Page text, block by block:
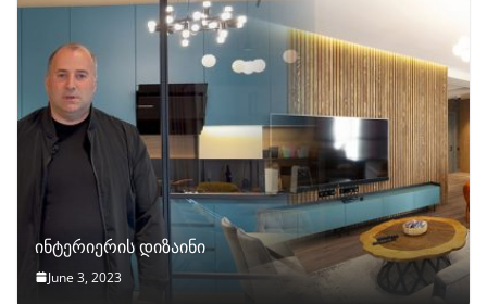
ინტერიერის დიზაინი
June 3, 2023